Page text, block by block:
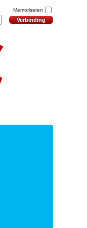
Memoriseren